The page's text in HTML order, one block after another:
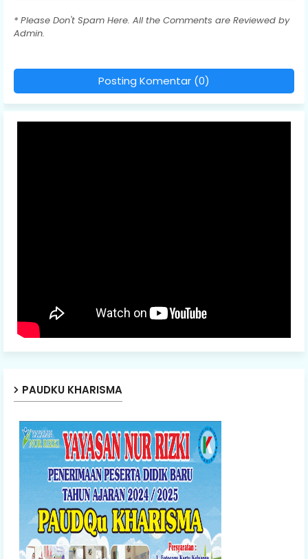
* Please Don't Spam Here. All the Comments are Reviewed by
Admin.
Posting Komentar (0)
PAUDKU KHARISMA